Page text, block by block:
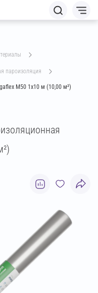
пароизоляция
M50 1х10 м (10,00 м²)